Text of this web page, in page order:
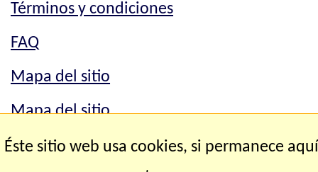
Términos y condiciones
FAQ
Mapa del sitio
Mapa del sitio
Contacto
Éste sitio web usa cookies, si permanece aquí